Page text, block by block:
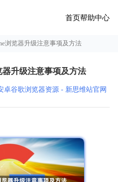
首页帮助中心
浏览器升级注意事项及方法
升级注意事项及方法
卓谷歌浏览器资源 - 新思维站官网